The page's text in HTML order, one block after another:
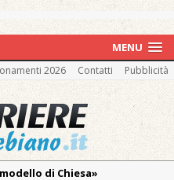
MENU
2026 Contatti Pubblicità
di Chiesa»